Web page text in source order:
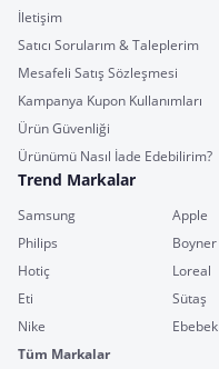
İletişim
Satıcı Sorularım & Taleplerim
Mesafeli Satış Sözleşmesi
Kampanya Kupon Kullanımları
Ürün Güvenliği
Ürünümü Nasıl İade Edebilirim?
Trend Markalar
Samsung Apple
Philips
Boyner
Hotiç
Loreal
Eti
Sütaş
Nike
Ebebek
Tüm Markalar